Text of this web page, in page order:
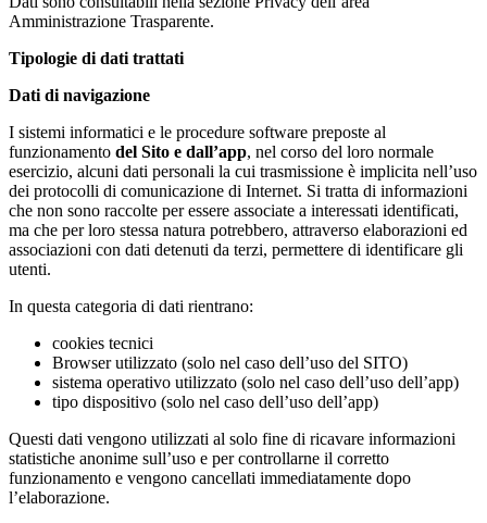
Amministrazione Trasparente.
Tipologie di dati trattati
Dati di navigazione
I sistemi informatici e le procedure software preposte al
funzionamento del Sito e dall’app, nel corso del loro normale
esercizio, alcuni dati personali la cui trasmissione è implicita nell’uso
dei protocolli di comunicazione di Internet. Si tratta di informazioni
che non sono raccolte per essere associate a interessati identificati,
ma che per loro stessa natura potrebbero, attraverso elaborazioni ed
associazioni con dati detenuti da terzi, permettere di identificare gli
utenti.
In questa categoria di dati rientrano:
cookies tecnici
Browser utilizzato (solo nel caso dell’uso del SITO)
sistema operativo utilizzato (solo nel caso dell’uso dell’app)
tipo dispositivo (solo nel caso dell’uso dell’app)
Questi dati vengono utilizzati al solo fine di ricavare informazioni
statistiche anonime sull’uso e per controllarne il corretto
funzionamento e vengono cancellati immediatamente dopo
l’elaborazione.